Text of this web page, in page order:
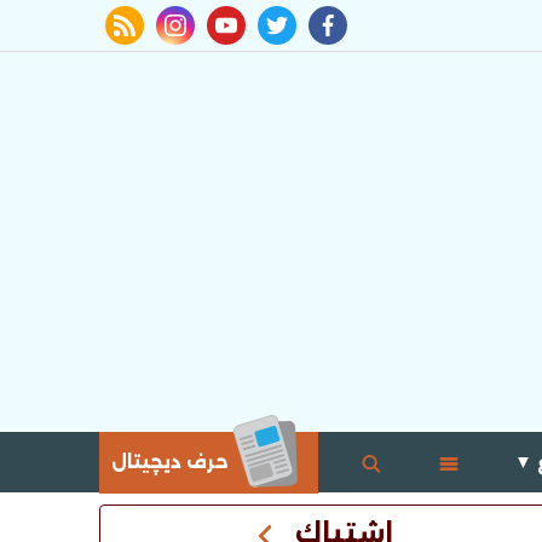
facebook
twitter
youtube
instagram
rss feed
▼ حرف ديچيتال
اشتباك